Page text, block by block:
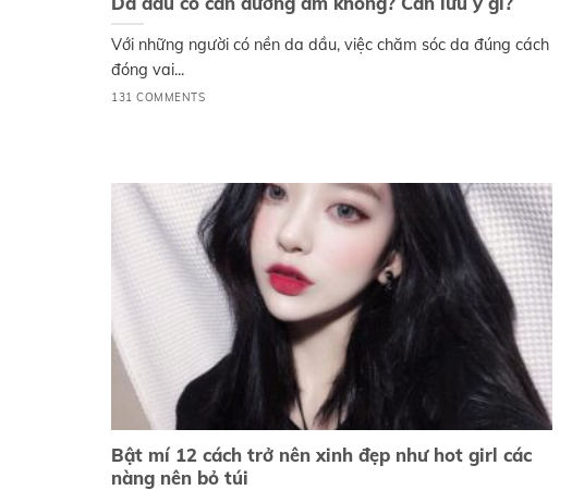
Với những người có nền da dầu, việc chăm sóc da đúng cách
đóng vai...
131 COMMENTS
Bật mí 12 cách trở nên xinh đẹp như hot girl các
nàng nên bỏ túi